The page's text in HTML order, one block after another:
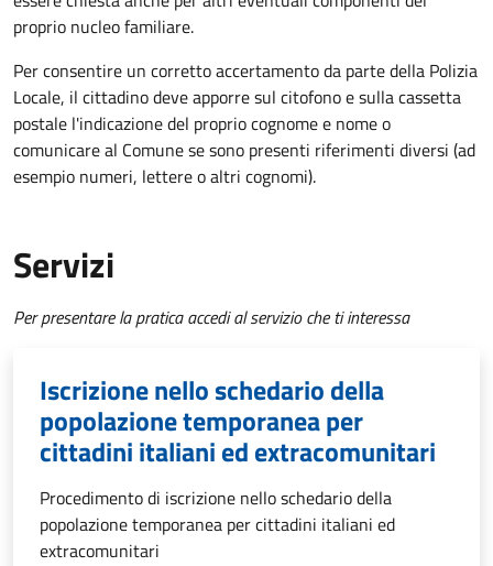
proprio nucleo familiare.
Per consentire un corretto accertamento da parte della Polizia
Locale, il cittadino deve apporre sul citofono e sulla cassetta
postale l'indicazione del proprio cognome e nome o
comunicare al Comune se sono presenti riferimenti diversi (ad
esempio numeri, lettere o altri cognomi).
Servizi
Per presentare la pratica accedi al servizio che ti interessa
Iscrizione nello schedario della
popolazione temporanea per
cittadini italiani ed extracomunitari
Procedimento di iscrizione nello schedario della
popolazione temporanea per cittadini italiani ed
extracomunitari